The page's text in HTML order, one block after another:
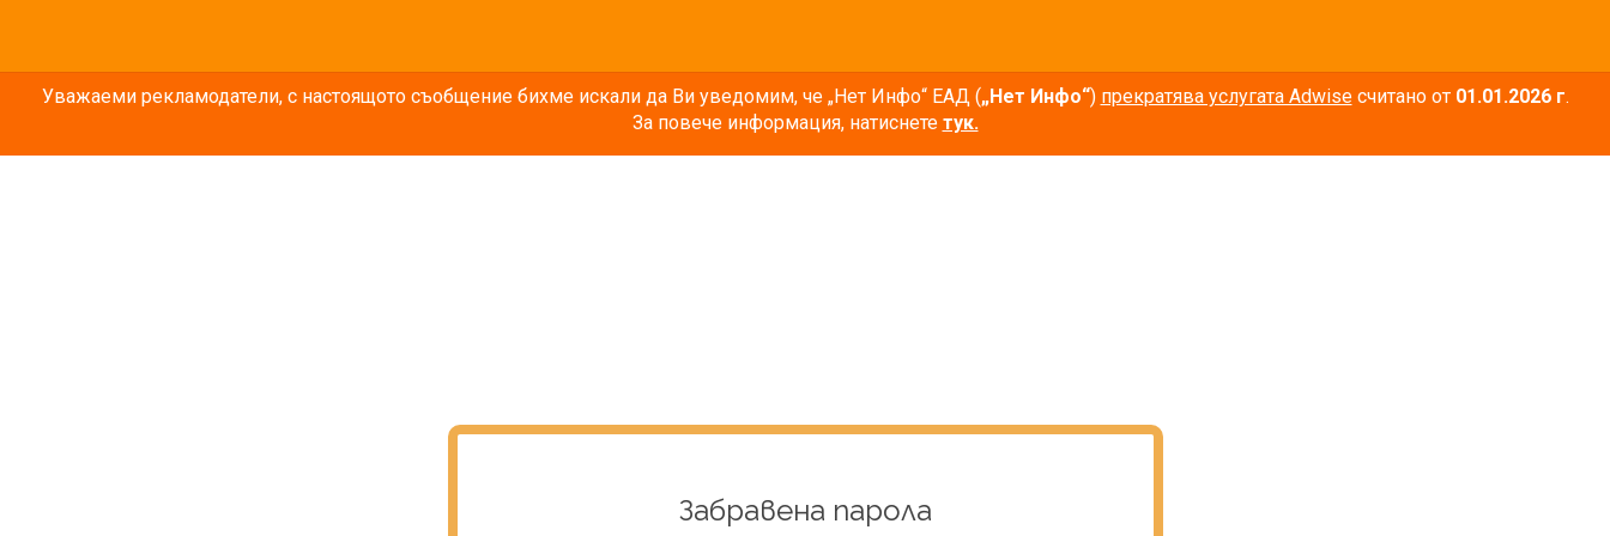
Уважаеми рекламодатели, с настоящото съобщение бихме искали да Ви уведомим, че „Нет Инфо“ ЕАД („Нет Инфо“) прекратява услугата Adwiseсчитано от 01.01.2026 г.
За повече информация, натиснете тук.
Забравена парола